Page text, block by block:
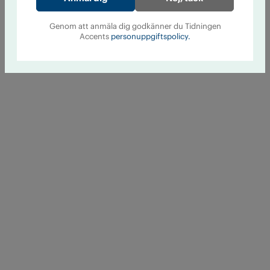
Genom att anmäla dig godkänner du Tidningen
Accents personuppgiftspolicy.